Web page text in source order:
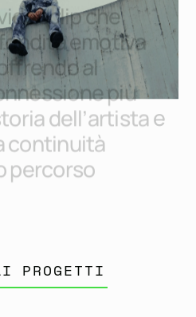
ideoclipche
onditàemotiva
ffrendoal
nnessionepiù
toriadell’artistae
continuità
percorso
PROGETTI